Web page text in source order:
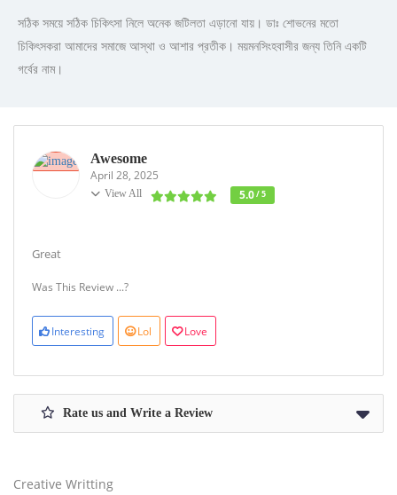
সঠিক সময়ে সঠিক চিকিৎসা নিলে অনেক জটিলতা এড়ানো যায়। ডাঃ শোভনের মতো
চিকিৎসকরা আমাদের সমাজে আস্থা ও আশার প্রতীক। ময়মনসিংহবাসীর জন্য তিনি একটি
গর্বের নাম।
Awesome
April 28, 2025
View All 5.0/ 5
Great
Was This Review ...?
Interesting Lol Love
Rate us and Write a Review
Creative Writting